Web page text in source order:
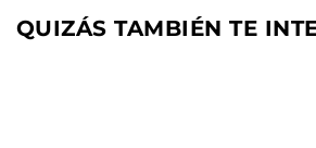
QUIZÁS TAMBIÉN TE